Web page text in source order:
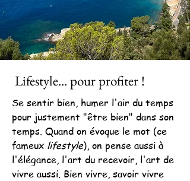
Lifestyle... pour profiter !
Se sentir bien, humer l'air du temps
pour justement "être bien" dans son
temps. Quand on évoque le mot (ce
fameux lifestyle), on pense aussi à
l'élégance, l'art du recevoir, l'art de
vivre aussi. Bien vivre, savoir vivre